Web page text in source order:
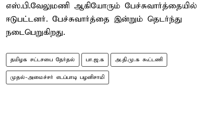
எஸ்.பி.வேலுமணி ஆகியோரும் பேச்சுவார்த்தையில்
ஈடுபட்டனர். பேச்சுவார்த்தை இன்றும் தெடர்ந்து
நடைபெறுகிறது.
தமிழக சட்டசபை தேர்தல் பா.ஜ.க அ.தி.மு.க கூட்டணி
முதல்-அமைச்சர் எடப்பாடி பழனிசாமி